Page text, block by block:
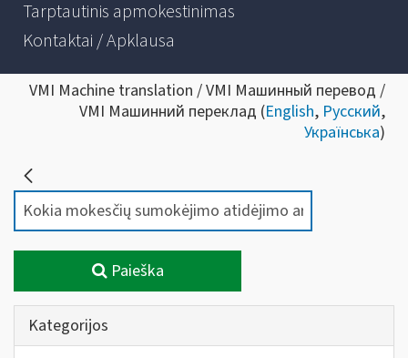
Tarptautinis apmokestinimas
Kontaktai / Apklausa
VMI Machine translation / VMI Машинный перевод /
VMI Машинний переклад (English, Русский,
Українська)
Paieška
Kategorijos